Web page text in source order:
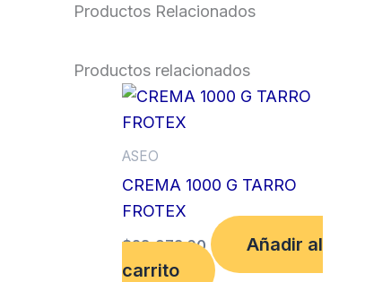
Productos Relacionados
Productos relacionados
ASEO
CREMA 1000 G TARRO
FROTEX
$28,973.00
Añadir al
carrito